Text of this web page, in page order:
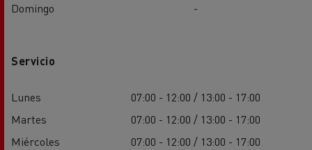
Domingo
-
Servicio
Lunes
07:00 - 12:00 / 13:00 - 17:00
Martes
07:00 - 12:00 / 13:00 - 17:00
Miércoles
07:00 - 12:00 / 13:00 - 17:00